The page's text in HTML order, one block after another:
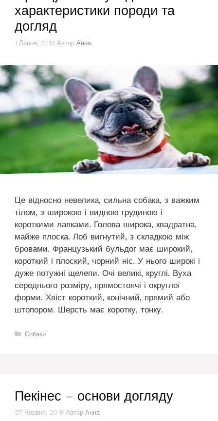
характеристики породи та
догляд
1 Липня, 2018 Автор Анна
Це відносно невелика, сильна собака, з важким
тілом, з широкою і видною грудиною і
короткими лапками. Голова широка, квадратна,
майже плоска. Лоб вигнутий, з складкою між
бровами. Французький бульдог має широкий,
короткий і плоский, чорний ніс. У нього широкі і
дуже потужні щелепи. Очі великі, круглі. Вуха
середнього розміру, прямостоячі і округлої
форми. Хвіст короткий, конічний, прямий або
штопором. Шерсть має коротку, тонку.
Категорії
Собаки
Пекінес – основи догляду
27 Червня, 2018 Автор Анна